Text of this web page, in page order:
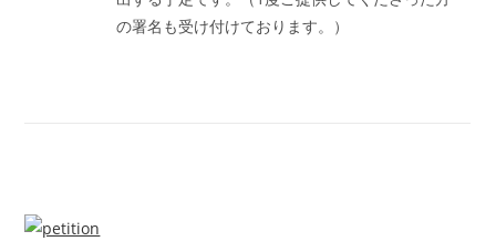
の署名も受け付けております。）